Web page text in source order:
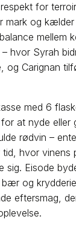
for
mark og
mellem
hvor Syrah
og Carignan
med 6
at nyde eller
rødvin –
tid, hvor vinens
sig. Eisode
og
eftersmag,